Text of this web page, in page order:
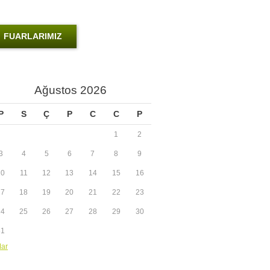
FUARLARIMIZ
Ağustos 2026
S Ç P C C P
1 2
4 5 6 7 8 9
11 12 13 14 15 16
18 19 20 21 22 23
25 26 27 28 29 30